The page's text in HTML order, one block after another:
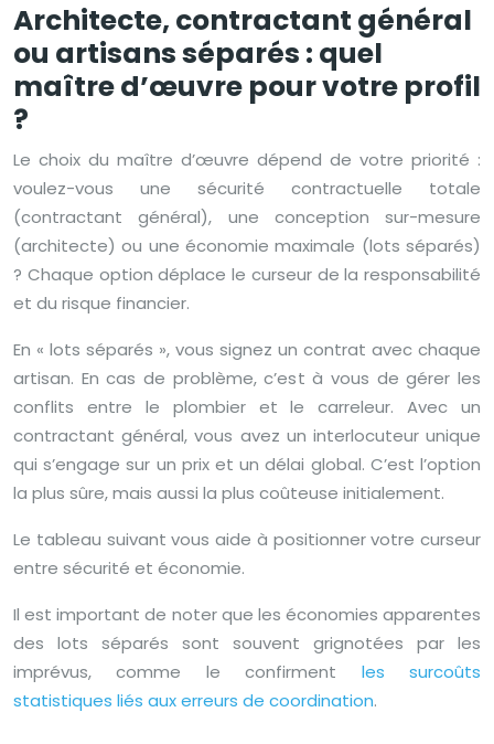
Architecte, contractant général
ou artisans séparés : quel
maître d’œuvre pour votre profil
?
Le choix du maître d’œuvre dépend de votre priorité :
voulez-vous une sécurité contractuelle totale
(contractant général), une conception sur-mesure
(architecte) ou une économie maximale (lots séparés)
? Chaque option déplace le curseur de la responsabilité
et du risque financier.
En « lots séparés », vous signez un contrat avec chaque
artisan. En cas de problème, c’est à vous de gérer les
conflits entre le plombier et le carreleur. Avec un
contractant général, vous avez un interlocuteur unique
qui s’engage sur un prix et un délai global. C’est l’option
la plus sûre, mais aussi la plus coûteuse initialement.
Le tableau suivant vous aide à positionner votre curseur
entre sécurité et économie.
Il est important de noter que les économies apparentes
des lots séparés sont souvent grignotées par les
imprévus, comme le confirment les surcoûts
statistiques liés aux erreurs de coordination.